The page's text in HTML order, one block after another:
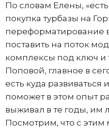
По словам Елены,
покупка турбазы на
переформатирование
поставить на поток
комплексы под ключ
Поповой, главное в
есть куда развиваться
поможет в этом опыт
выживал в те годы, им
Посмотрим, что с этим